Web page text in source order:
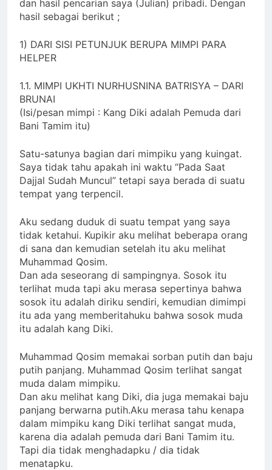
dan hasil pencarian saya (Julian) pribadi. Dengan
hasil sebagai berikut ;
1) DARI SISI PETUNJUK BERUPA MIMPI PARA
HELPER
1.1. MIMPI UKHTI NURHUSNINA BATRISYA – DARI
BRUNAI
(Isi/pesan mimpi : Kang Diki adalah Pemuda dari
Bani Tamim itu)
Satu-satunya bagian dari mimpiku yang kuingat.
Saya tidak tahu apakah ini waktu “Pada Saat
Dajjal Sudah Muncul” tetapi saya berada di suatu
tempat yang terpencil.
Aku sedang duduk di suatu tempat yang saya
tidak ketahui. Kupikir aku melihat beberapa orang
di sana dan kemudian setelah itu aku melihat
Muhammad Qosim.
Dan ada seseorang di sampingnya. Sosok itu
terlihat muda tapi aku merasa sepertinya bahwa
sosok itu adalah diriku sendiri, kemudian dimimpi
itu ada yang memberitahuku bahwa sosok muda
itu adalah kang Diki.
Muhammad Qosim memakai sorban putih dan baju
putih panjang. Muhammad Qosim terlihat sangat
muda dalam mimpiku.
Dan aku melihat kang Diki, dia juga memakai baju
panjang berwarna putih.Aku merasa tahu kenapa
dalam mimpiku kang Diki terlihat sangat muda,
karena dia adalah pemuda dari Bani Tamim itu.
Tapi dia tidak menghadapku / dia tidak
menatapku.